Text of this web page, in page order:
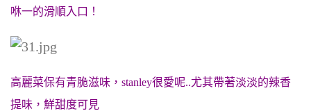
咻一的滑順入口！
高麗菜保有青脆滋味，stanley很愛呢..尤其帶著淡淡的辣香
提味， 鮮甜度可見